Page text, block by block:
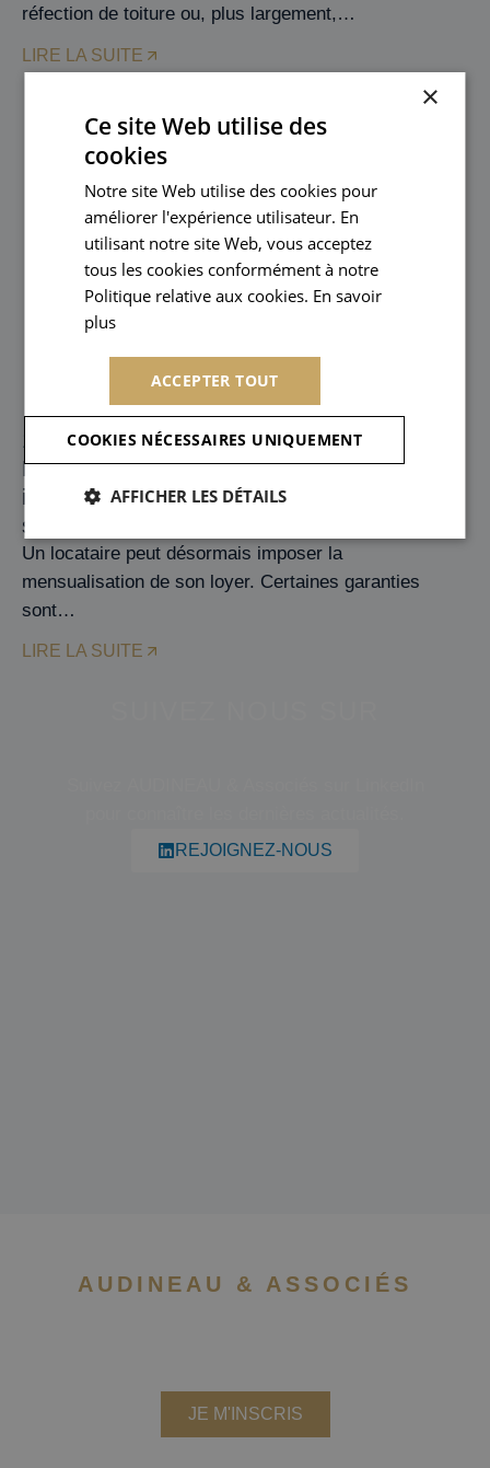
réfection de toiture ou, plus largement,…
LIRE LA SUITE
18 juin 2026
Mensualisation des loyers, garanties,
impayés : l’impact de la loi du 26 mai 2026
sur les baux commerciaux
Un locataire peut désormais imposer la
mensualisation de son loyer. Certaines garanties
sont…
LIRE LA SUITE
REJOIGNEZ-NOUS
AUDINEAU & ASSOCIÉS
JE M'INSCRIS
×
Ce site Web utilise des
cookies
Notre site Web utilise des cookies pour
améliorer l'expérience utilisateur. En
utilisant notre site Web, vous acceptez
tous les cookies conformément à notre
Politique relative aux cookies. En savoir
plus
ACCEPTER TOUT
COOKIES NÉCESSAIRES UNIQUEMENT
AFFICHER LES DÉTAILS